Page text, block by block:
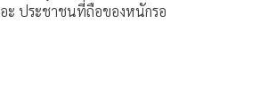
ะ ประชาชนที่ถือของหนักรอ